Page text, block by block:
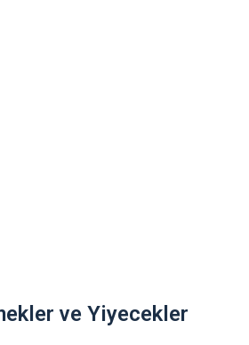
ve Yiyecekler